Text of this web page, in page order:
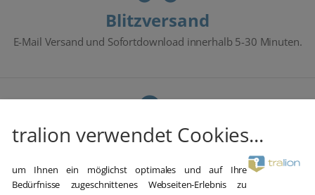
Blitzversand
E-Mail Versand und Sofortdownload innerhalb 5-30 Minuten.
Hilfe bei der Installation
Wir bieten Ihnen bei der Erstinstallation kostenlose Hilfe über
tralion verwendet Cookies...
um Ihnen ein möglichst optimales und auf Ihre
Bedürfnisse zugeschnittenes Webseiten-Erlebnis zu